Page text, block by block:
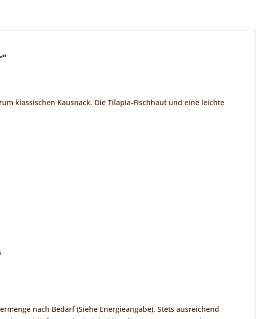
klassischen Kausnack. Die Tilapia-Fischhaut und eine leichte
nach Bedarf (Siehe Energieangabe). Stets ausreichend